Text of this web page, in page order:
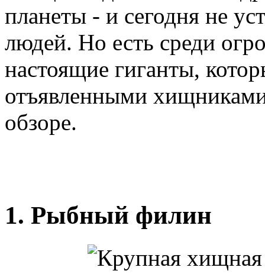
планеты - и сегодня не
людей. Но есть среди
настоящие гиганты,
отъявленными
обзоре.
1. Рыбный филин